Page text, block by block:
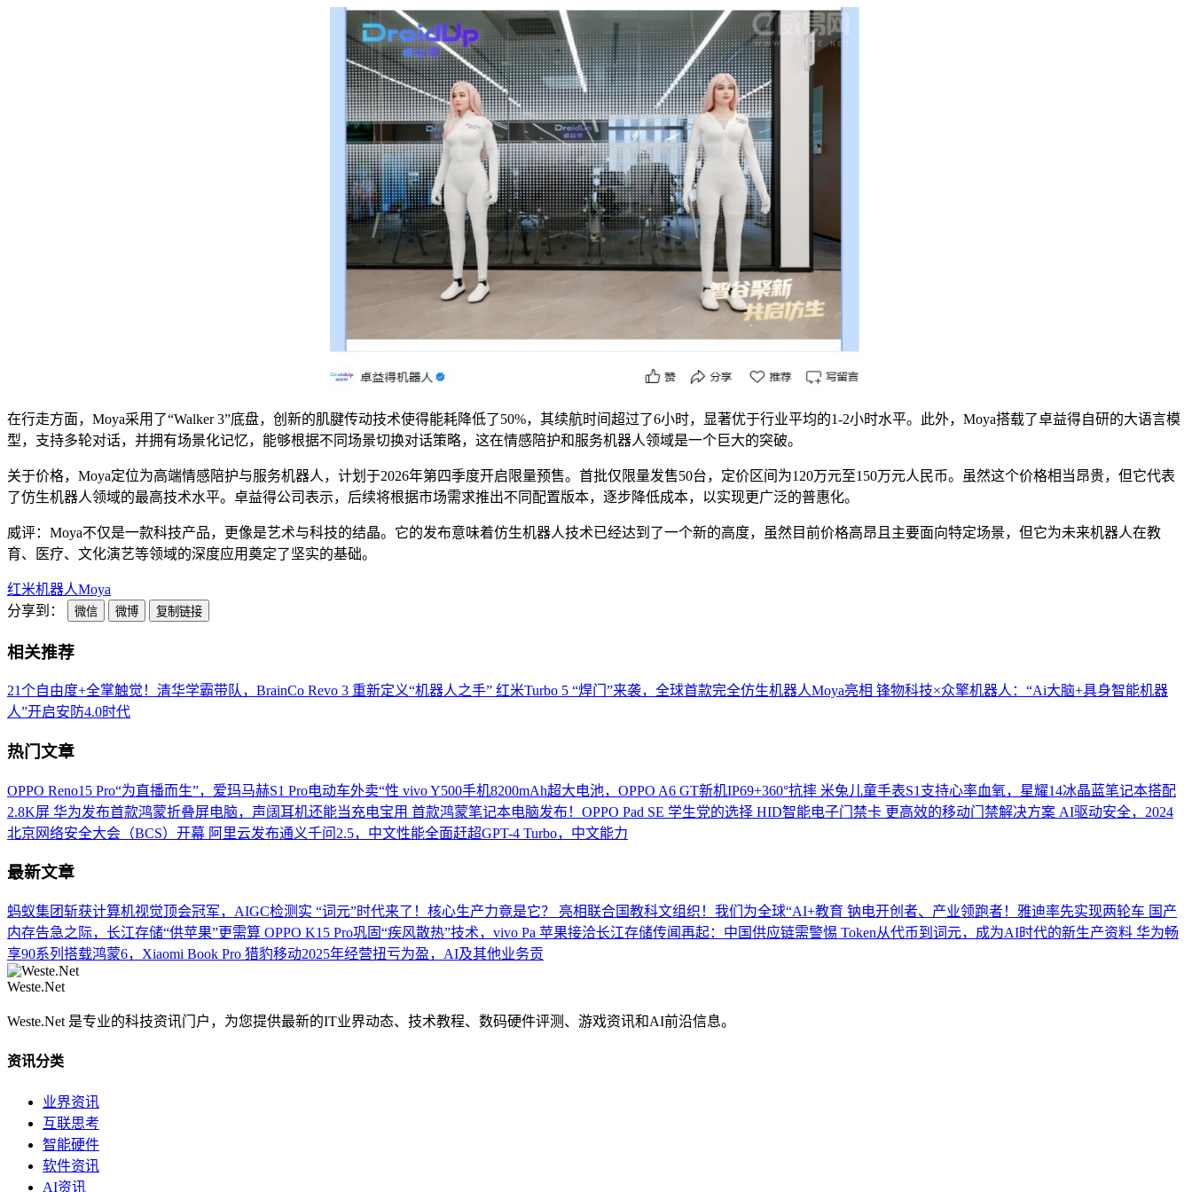
在行走方面，Moya采用了“Walker 3”底盘，创新的肌腱传动技术使得能耗降低了50%，其续航时间超过了6小时，显著优于行业平均的1-2小时水平。此外，Moya搭载了卓益得自研的大语言模
型，支持多轮对话，并拥有场景化记忆，能够根据不同场景切换对话策略，这在情感陪护和服务机器人领域是一个巨大的突破。
关于价格，Moya定位为高端情感陪护与服务机器人，计划于2026年第四季度开启限量预售。首批仅限量发售50台，定价区间为120万元至150万元人民币。虽然这个价格相当昂贵，但它代表
了仿生机器人领域的最高技术水平。卓益得公司表示，后续将根据市场需求推出不同配置版本，逐步降低成本，以实现更广泛的普惠化。
威评：Moya不仅是一款科技产品，更像是艺术与科技的结晶。它的发布意味着仿生机器人技术已经达到了一个新的高度，虽然目前价格高昂且主要面向特定场景，但它为未来机器人在教
育、医疗、文化演艺等领域的深度应用奠定了坚实的基础。
红米机器人Moya
分享到：
微信 微博 复制链接
相关推荐
21个自由度+全掌触觉！清华学霸带队，BrainCo Revo 3 重新定义“机器人之手” 红米Turbo 5 “焊门”来袭，全球首款完全仿生机器人Moya亮相 锋物科技×众擎机器人：“Ai大脑+具身智能机器
人”开启安防4.0时代
热门文章
OPPO Reno15 Pro“为直播而生”，爱玛马赫S1 Pro电动车外卖“性 vivo Y500手机8200mAh超大电池，OPPO A6 GT新机IP69+360°抗摔 米兔儿童手表S1支持心率血氧，星耀14冰晶蓝笔记本搭配
2.8K屏 华为发布首款鸿蒙折叠屏电脑，声阔耳机还能当充电宝用 首款鸿蒙笔记本电脑发布！OPPO Pad SE 学生党的选择 HID智能电子门禁卡 更高效的移动门禁解决方案 AI驱动安全，2024
北京网络安全大会（BCS）开幕 阿里云发布通义千问2.5，中文性能全面赶超GPT-4 Turbo，中文能力
最新文章
蚂蚁集团斩获计算机视觉顶会冠军，AIGC检测实 “词元”时代来了！核心生产力竟是它？ 亮相联合国教科文组织！我们为全球“AI+教育 钠电开创者、产业领跑者！雅迪率先实现两轮车 国产
内存告急之际，长江存储“供苹果”更需算 OPPO K15 Pro巩固“疾风散热”技术，vivo Pa 苹果接洽长江存储传闻再起：中国供应链需警惕 Token从代币到词元，成为AI时代的新生产资料 华为畅
享90系列搭载鸿蒙6，Xiaomi Book Pro 猎豹移动2025年经营扭亏为盈，AI及其他业务贡
Weste.Net
Weste.Net 是专业的科技资讯门户，为您提供最新的IT业界动态、技术教程、数码硬件评测、游戏资讯和AI前沿信息。
资讯分类
业界资讯
互联思考
智能硬件
软件资讯
AI资讯